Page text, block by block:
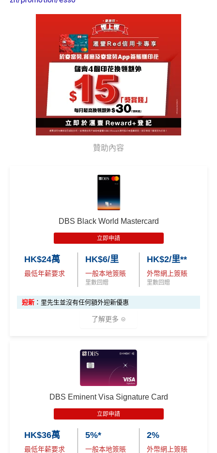
贊助內容
DBS Black World Mastercard
立即申請
HK$24萬
最低年薪要求
HK$6/里
一般本地簽賬
里數回贈
HK$2/里**
外幣網上簽賬
里數回贈
迎新 ：里先生並沒有任何額外迎新優惠
了解更多
DBS信用卡優惠，啲優惠都實用又貼地
有得換Asia Miles/Avios/KrisFlyer/鳯凰知音，夠flexibl
到$6=1里
日常PayMe 支付寶HK轉賬/Wechat Pay轉賬 都$6=
DBS Eminent Visa Signature Card
立即申請
HK$36萬
最低年薪要求
5%*
一般本地簽賬
2%
外幣網上簽賬